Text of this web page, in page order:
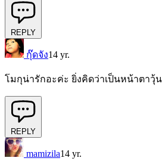
REPLY
กุ๊ดจัง14 yr.
โมกุน่ารักอะค่ะ ยิ่งคิดว่าเป็นหน้าตาวุ้
REPLY
mamizila14 yr.